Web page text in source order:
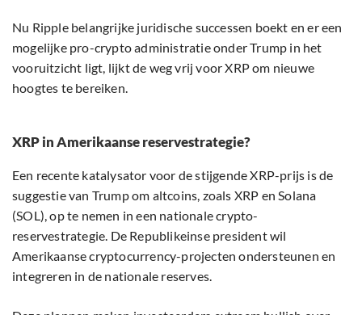
Nu Ripple belangrijke juridische successen boekt en er een
mogelijke pro-crypto administratie onder Trump in het
vooruitzicht ligt, lijkt de weg vrij voor XRP om nieuwe
hoogtes te bereiken.
XRP in Amerikaanse reservestrategie?
Een recente katalysator voor de stijgende XRP-prijs is de
suggestie van Trump om altcoins, zoals XRP en Solana
(SOL), op te nemen in een nationale crypto-
reservestrategie. De Republikeinse president wil
Amerikaanse cryptocurrency-projecten ondersteunen en
integreren in de nationale reserves.